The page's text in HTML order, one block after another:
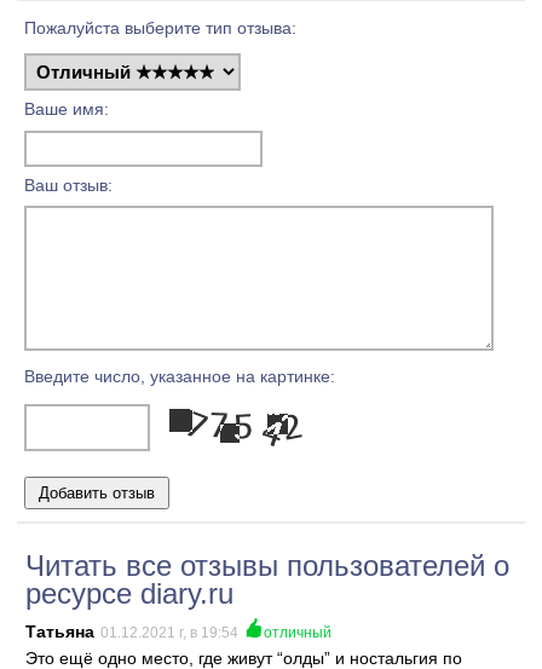
Пожалуйста выберите тип отзыва:
Ваше имя:
Ваш отзыв:
Введите число, указанное на картинке:
Читать все отзывы пользователей о
ресурсе diary.ru
Татьяна 01.12.2021 г, в 19:54 отличный
Это ещё одно место, где живут “олды” и ностальгия по